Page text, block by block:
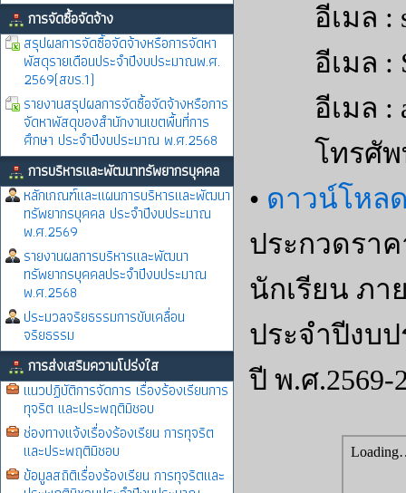
การจัดซื้อจัดจ้าง
สรุปผลการจัดซื้อจัดจ้างหรือการจัดหา
พัสดุรายเดือนประจำปีงบประมาณพ.ศ.
2569(สขร.1)
รายงานสรุปผลการจัดซื้อจัดจ้างหรือการ
จัดหาพัสดุของสำนักงานเขตพื้นที่การ
ศึกษา ประจำปีงบประมาณ พ.ศ.2568
การบริหารและพัฒนาทรัพยากรบุคคล
หลักเกณฑ์และแผนการบริหารและพัฒนา
ทรัพยากรบุคคล ประจำปีงบประมาณ
พ.ศ.2569
รายงานผลการบริหารและพัฒนา
ทรัพยากรบุคคลประจำปีงบประมาณ
พ.ศ.2568
ประมวลจริยธรรมการขับเคลื่อน
จริยธรรม
การส่งเสริมความโปร่งใส
แนวปฏิบัติการจัดการ เรื่องร้องเรียนการ
ทุจริต และประพฤติมิชอบ
ช่องทางแจ้งเรื่องร้องเรียน การทุจริต
และประพฤติมิชอบ
ข้อมูลสถิติเรื่องร้องเรียน การทุจริตและ
อีเมล :
อีเมล :
อีเมล :
โทรศัพท์
• ดาวน์โหล
ประกวดรา
นักเรียน ภา
ประจำปีงบ
ปี พ.ศ